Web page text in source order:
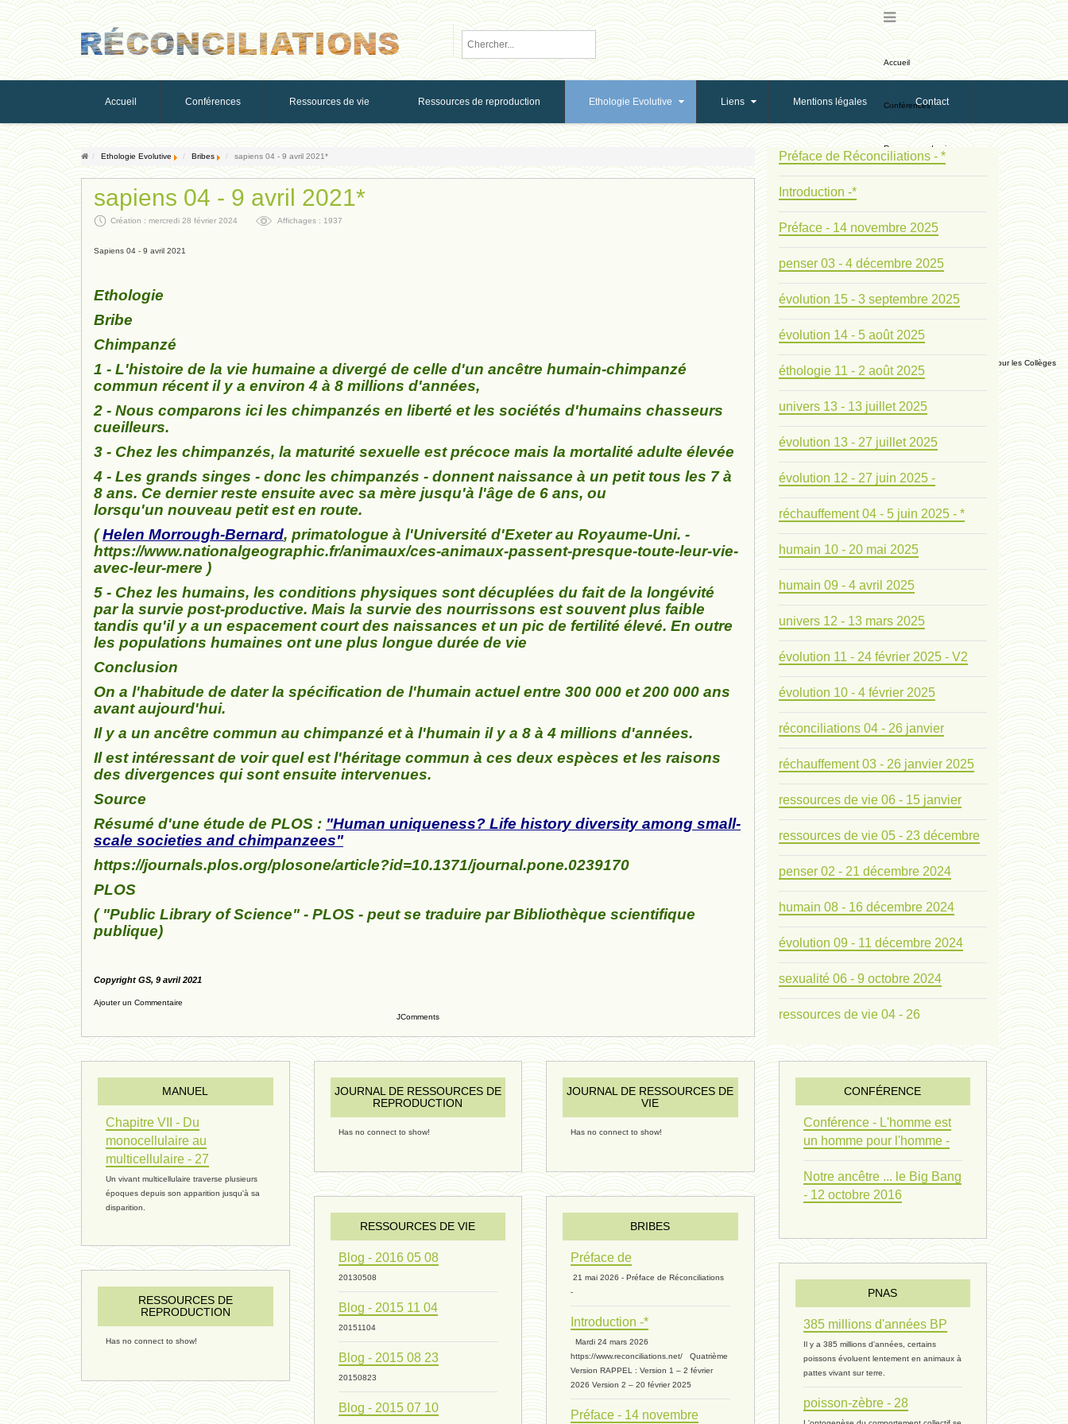
Accueil Conférences Ressources de vie Ressources de reproduction Ethologie Evolutive Liens Mentions légales Contact
Accueil
Conférences
Ressources de vie
Ethologie Evolutive
Manuel Universel d'Ethologie pour les Collèges
Journal
Liens
Mentions légales
Contact
Ethologie Evolutive Bribes sapiens 04 - 9 avril 2021*
sapiens 04 - 9 avril 2021*
Création : mercredi 28 février 2024 Affichages : 1937
Sapiens 04 - 9 avril 2021
Ethologie
Bribe
Chimpanzé
1 - L'histoire de la vie humaine a divergé de celle d'un ancêtre humain-chimpanzé
commun récent il y a environ 4 à 8 millions d'années,
2 - Nous comparons ici les chimpanzés en liberté et les sociétés d'humains chasseurs
cueilleurs.
3 - Chez les chimpanzés, la maturité sexuelle est précoce mais la mortalité adulte élevée
4 - Les grands singes - donc les chimpanzés - donnent naissance à un petit tous les 7 à
8 ans. Ce dernier reste ensuite avec sa mère jusqu'à l'âge de 6 ans, ou
lorsqu'un nouveau petit est en route.
( Helen Morrough-Bernard, primatologue à l'Université d'Exeter au Royaume-Uni. -
https://www.nationalgeographic.fr/animaux/ces-animaux-passent-presque-toute-leur-vie-
avec-leur-mere )
5 - Chez les humains, les conditions physiques sont décuplées du fait de la longévité
par la survie post-productive. Mais la survie des nourrissons est souvent plus faible
tandis qu'il y a un espacement court des naissances et un pic de fertilité élevé. En outre
les populations humaines ont une plus longue durée de vie
Conclusion
On a l'habitude de dater la spécification de l'humain actuel entre 300 000 et 200 000 ans
avant aujourd'hui.
Il y a un ancêtre commun au chimpanzé et à l'humain il y a 8 à 4 millions d'années.
Il est intéressant de voir quel est l'héritage commun à ces deux espèces et les raisons
des divergences qui sont ensuite intervenues.
Source
Résumé d'une étude de PLOS : "Human uniqueness? Life history diversity among small-
scale societies and chimpanzees"
https://journals.plos.org/plosone/article?id=10.1371/journal.pone.0239170
PLOS
( "Public Library of Science" - PLOS - peut se traduire par Bibliothèque scientifique
publique)
Copyright GS, 9 avril 2021
Ajouter un Commentaire
JComments
Préface de Réconciliations - *
Introduction -*
Préface - 14 novembre 2025
penser 03 - 4 décembre 2025
évolution 15 - 3 septembre 2025
évolution 14 - 5 août 2025
éthologie 11 - 2 août 2025
univers 13 - 13 juillet 2025
évolution 13 - 27 juillet 2025
évolution 12 - 27 juin 2025 -
réchauffement 04 - 5 juin 2025 - *
humain 10 - 20 mai 2025
humain 09 - 4 avril 2025
univers 12 - 13 mars 2025
évolution 11 - 24 février 2025 - V2
évolution 10 - 4 février 2025
réconciliations 04 - 26 janvier
réchauffement 03 - 26 janvier 2025
ressources de vie 06 - 15 janvier
ressources de vie 05 - 23 décembre
penser 02 - 21 décembre 2024
humain 08 - 16 décembre 2024
évolution 09 - 11 décembre 2024
sexualité 06 - 9 octobre 2024
ressources de vie 04 - 26
mode de production industriel 01 -
vivant 09 - 24 septembre 2024
humain 07 - 6 septembre 2024
évolution 08 - 20 août 2024
humain 06 - 6 août 2024
sous-groupe humain - 27 juillet
riche - 25 juillet 2024
éternité 03 - 11 juillet 2024
Introduction V1 - 6 juin 2024
extinction 07 - 18 mai 2024
biomasse - 10 mai 2024*
MANUEL
Chapitre VII - Du
monocellulaire au
multicellulaire - 27
Un vivant multicellulaire traverse plusieurs
époques depuis son apparition jusqu'à sa
disparition.
RESSOURCES DE
REPRODUCTION
Has no connect to show!
JOURNAL DE RESSOURCES DE
REPRODUCTION
Has no connect to show!
RESSOURCES DE VIE
Blog - 2016 05 08
20130508
Blog - 2015 11 04
20151104
Blog - 2015 08 23
20150823
Blog - 2015 07 10
JOURNAL DE RESSOURCES DE
VIE
Has no connect to show!
BRIBES
Préface de
21 mai 2026 - Préface de Réconciliations
-
Introduction -*
Mardi 24 mars 2026
https://www.reconciliations.net/ Quatrième
Version RAPPEL : Version 1 – 2 février
2026 Version 2 – 20 février 2025
Préface - 14 novembre
CONFÉRENCE
Conférence - L'homme est
un homme pour l'homme -
Notre ancêtre ... le Big Bang
- 12 octobre 2016
PNAS
385 millions d'années BP
Il y a 385 millions d'années, certains
poissons évoluent lentement en animaux à
pattes vivant sur terre.
poisson-zèbre - 28